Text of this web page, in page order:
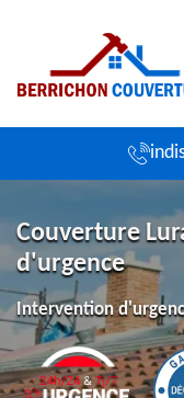
Couverture
d'urgence
Intervention